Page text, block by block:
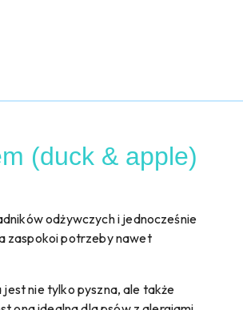
(duck & apple)
odżywczych i jednocześnie
zaspokoi potrzeby nawet
nie tylko pyszna, ale także